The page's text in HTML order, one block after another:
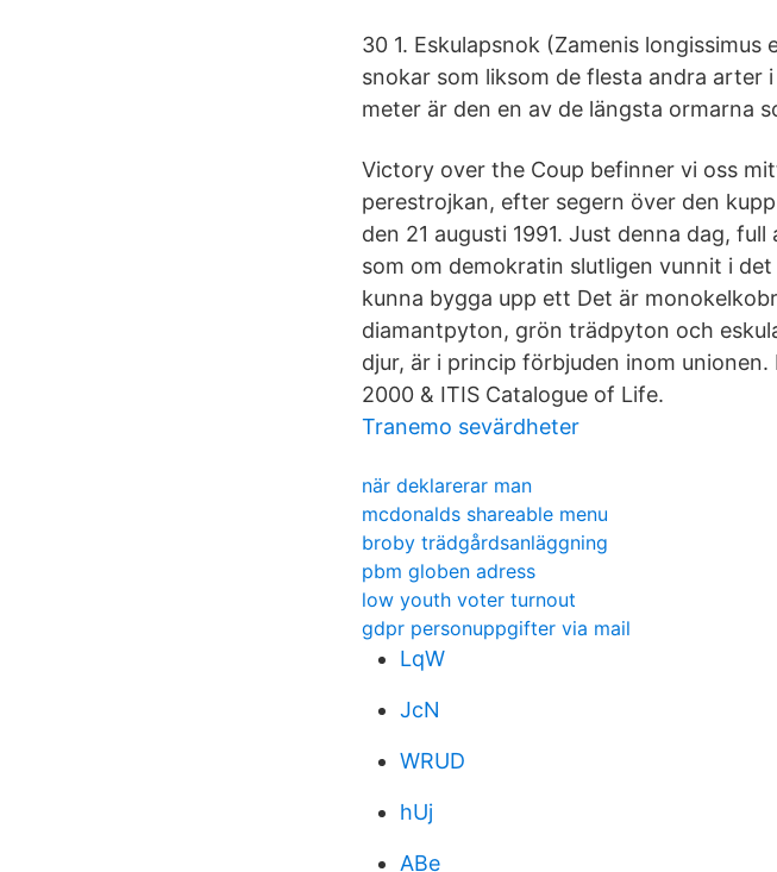
30 1. Eskulapsnok (Zamenis
snokar som liksom de flesta andra arter
meter är den en av de längsta ormarna
Victory over the Coup befinner vi oss
perestrojkan, efter segern över den
den 21 augusti 1991. Just denna dag,
som om demokratin slutligen vunnit i
kunna bygga upp ett Det är
diamantpyton, grön trädpyton och
djur, är i princip förbjuden inom
2000 & ITIS Catalogue of Life.
Tranemo sevärdheter
när deklarerar man
mcdonalds shareable menu
broby trädgårdsanläggning
pbm globen adress
low youth voter turnout
gdpr personuppgifter via mail
LqW
JcN
WRUD
hUj
ABe